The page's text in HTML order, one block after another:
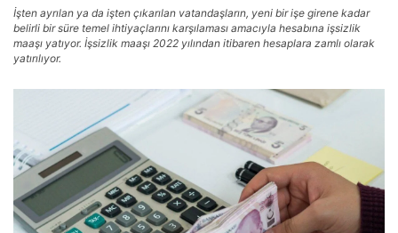
İşten ayrılan ya da işten çıkarılan vatandaşların, yeni bir işe girene kadar
belirli bir süre temel ihtiyaçlarını karşılaması amacıyla hesabına işsizlik
maaşı yatıyor. İşsizlik maaşı 2022 yılından itibaren hesaplara zamlı olarak
yatırılıyor.